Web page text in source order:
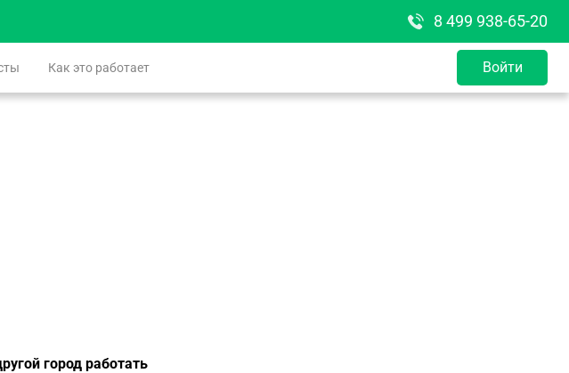
8 499 938-65-20
Как это работает Войти
город работать